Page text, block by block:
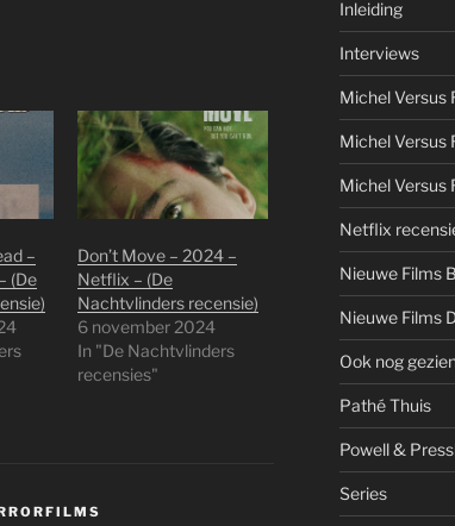
–
(De
Don’t Move – 2024 –
Netflix – (De
Nachtvlinders recensie)
6 november 2024
In "De Nachtvlinders
recensies"
Inleiding
Interviews
Michel Versus
Michel Versus
Michel Versus
Netflix
Nieuwe Films
Nieuwe Films
Ook nog
Pathé Thuis
Powell &
Series